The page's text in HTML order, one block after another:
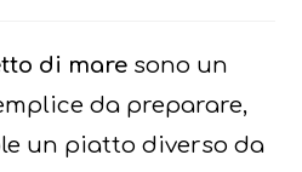
di mare sono un
da preparare,
un piatto diverso da